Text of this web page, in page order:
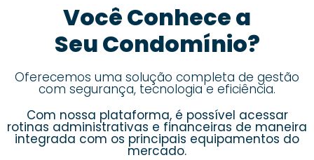
Você Conhece a
Seu Condomínio?
Oferecemos uma solução completa de gestão
com segurança, tecnologia e eficiência.
Com nossa plataforma, é possível acessar
rotinas administrativas e financeiras de maneira
integrada com os principais equipamentos do
mercado.